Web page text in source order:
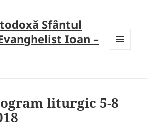
Sfântul
Ioan –
liturgic 5-8